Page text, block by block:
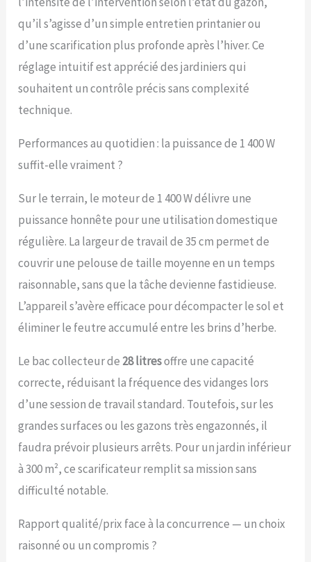
outil. Le bac collecteur a
une capacité de 28 litres.
Travail précis - Grâce au
système de réglage de
la profondeur à 3 niveaux
avec position de
transport, le
Ergonomique - Grâce à
idéalement à la taille de
roues préservant le
gazon pour une
utilisation flexible Faible
encombrement – Grâce à
son guidon repliable, le
range sans
encombrement. Avec
antichoc, l’outil est
robuste et durable.
qu’il s’agisse d’un simple entretien printanier ou
d’une scarification plus profonde après l’hiver. Ce
réglage intuitif est apprécié des jardiniers qui
souhaitent un contrôle précis sans complexité
technique.
Performances au quotidien : la puissance de 1 400 W
suffit-elle vraiment ?
Sur le terrain, le moteur de 1 400 W délivre une
puissance honnête pour une utilisation domestique
régulière. La largeur de travail de 35 cm permet de
couvrir une pelouse de taille moyenne en un temps
raisonnable, sans que la tâche devienne fastidieuse.
L’appareil s’avère efficace pour décompacter le sol et
éliminer le feutre accumulé entre les brins d’herbe.
Le bac collecteur de 28 litresoffre une capacité
correcte, réduisant la fréquence des vidanges lors
d’une session de travail standard. Toutefois, sur les
grandes surfaces ou les gazons très engazonnés, il
faudra prévoir plusieurs arrêts. Pour un jardin inférieur
à 300 m², ce scarificateur remplit sa mission sans
difficulté notable.
Rapport qualité/prix face à la concurrence — un choix
raisonné ou un compromis ?